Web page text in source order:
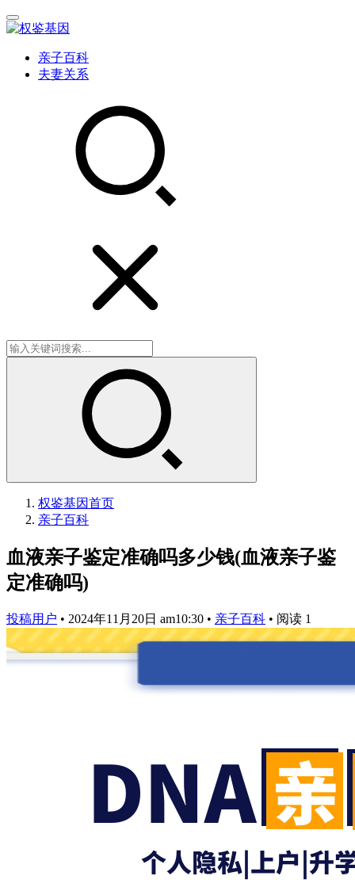
亲子百科
夫妻关系
权鉴基因首页
亲子百科
血液亲子鉴定准确吗多少钱(血液亲子鉴
定准确吗)
投稿用户 • 2024年11月20日 am10:30 • 亲子百科 • 阅读 1